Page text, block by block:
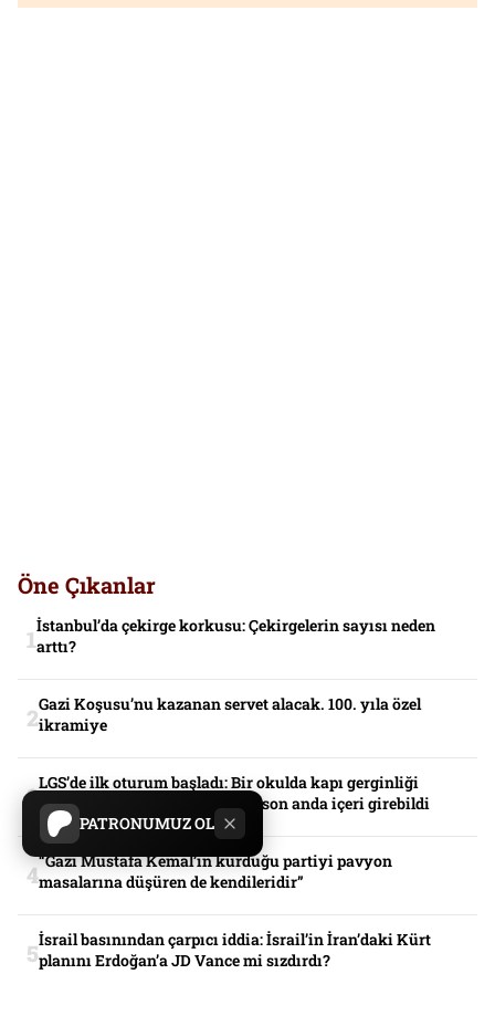
PATRONUMUZ OL
Öne Çıkanlar
İstanbul’da çekirge korkusu: Çekirgelerin sayısı neden
arttı?
Gazi Koşusu’nu kazanan servet alacak. 100. yıla özel
ikramiye
LGS’de ilk oturum başladı: Bir okulda kapı gerginliği
yaşandı, yanlış kimlikle gelen son anda içeri girebildi
“Gazi Mustafa Kemal’in kurduğu partiyi pavyon
masalarına düşüren de kendileridir”
İsrail basınından çarpıcı iddia: İsrail’in İran’daki Kürt
planını Erdoğan’a JD Vance mi sızdırdı?